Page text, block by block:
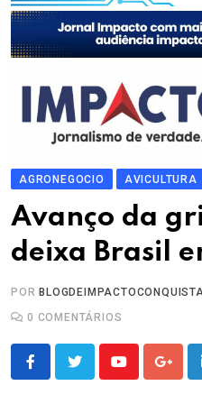
AGRONEGOCIO AVICULTURA
Avanço da
deixa Brasil
POR
0 COMENTÁRIOS
Youtube